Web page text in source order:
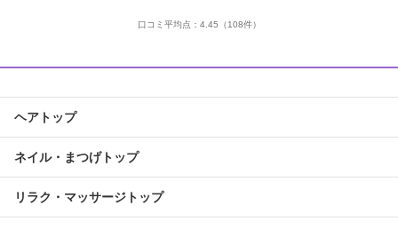
口コミ平均点： 4.45 （108件）
ヘアトップ
ネイル・まつげトップ
リラク・マッサージトップ